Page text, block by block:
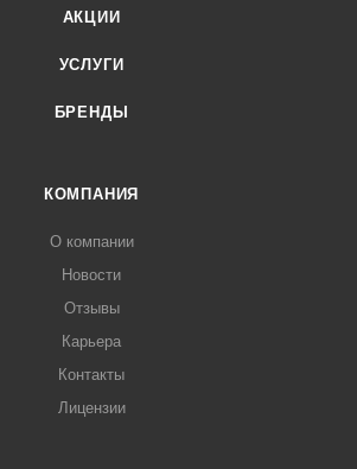
АКЦИИ
УСЛУГИ
БРЕНДЫ
КОМПАНИЯ
О компании
Новости
Отзывы
Карьера
Контакты
Лицензии